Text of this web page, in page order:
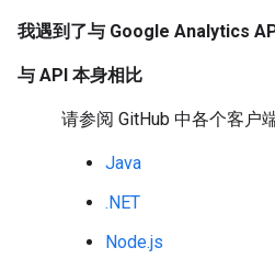
我遇到了与 Google Analytics
与 API 本身相比
请参阅 GitHub 中各个客户
Java
.NET
Node.js